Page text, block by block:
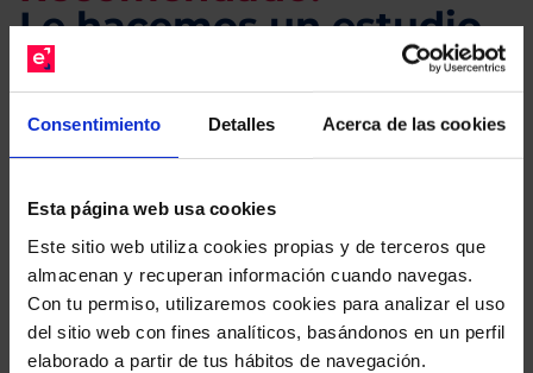
Consentimiento Detalles Acerca de las cookies
Esta página web usa cookies
Este sitio web utiliza cookies propias y de terceros que
almacenan y recuperan información cuando navegas.
Con tu permiso, utilizaremos cookies para analizar el uso
del sitio web con fines analíticos, basándonos en un perfil
elaborado a partir de tus hábitos de navegación.
Le hacemos un estudio
gratuito de su cartera.
Descárguese el archivoe indíquenos los ISINs de
sus Fondos y nuestros expertos le enviarán un
Limpias con las que podrá ahorrar en sus costes.